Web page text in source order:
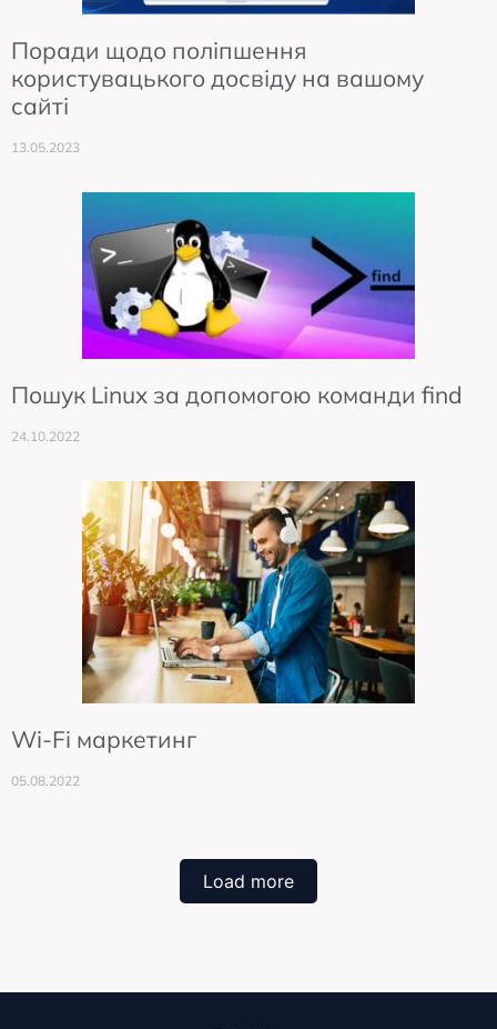
Поради щодо поліпшення
користувацького досвіду на вашому
сайті
13.05.2023
Пошук Linux за допомогою команди find
24.10.2022
Wi-Fi маркетинг
05.08.2022
Load more